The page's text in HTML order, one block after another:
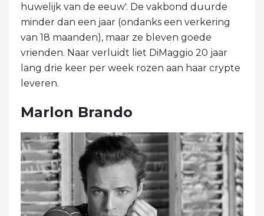
huwelijk van de eeuw'. De vakbond duurde
minder dan een jaar (ondanks een verkering
van 18 maanden), maar ze bleven goede
vrienden. Naar verluidt liet DiMaggio 20 jaar
lang drie keer per week rozen aan haar crypte
leveren.
Marlon Brando